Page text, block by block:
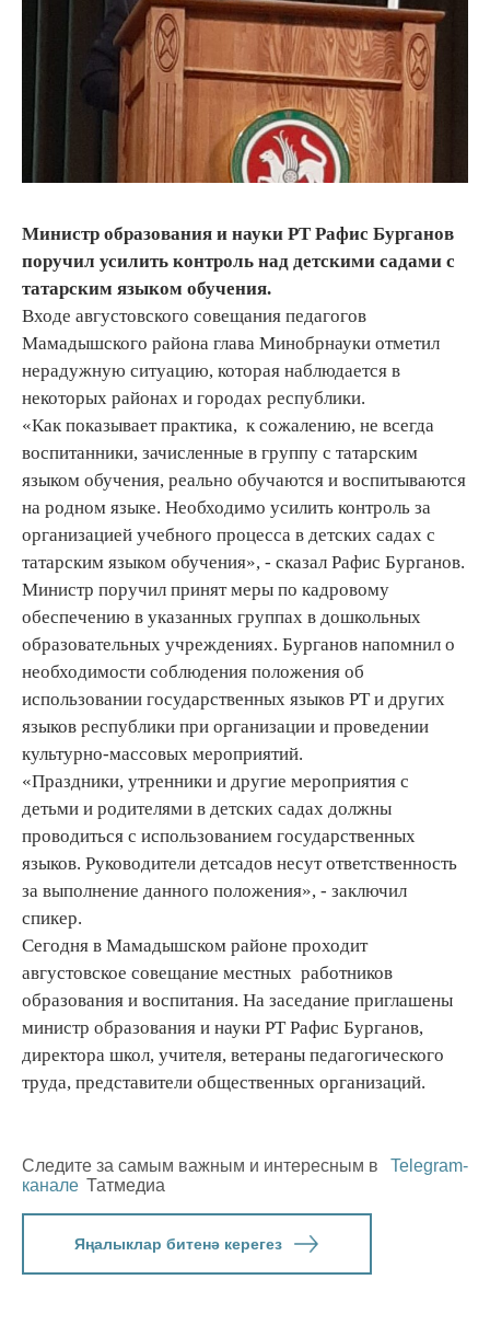
Министр образования и науки РТ Рафис Бурганов
поручил усилить контроль над детскими садами с
татарским языком обучения.
Входе августовского совещания педагогов
Мамадышского района глава Минобрнауки отметил
нерадужную ситуацию, которая наблюдается в
некоторых районах и городах республики.
«Как показывает практика, к сожалению, не всегда
воспитанники, зачисленные в группу с татарским
языком обучения, реально обучаются и воспитываются
на родном языке. Необходимо усилить контроль за
организацией учебного процесса в детских садах с
татарским языком обучения», - сказал Рафис Бурганов.
Министр поручил принят меры по кадровому
обеспечению в указанных группах в дошкольных
образовательных учреждениях. Бурганов напомнил о
необходимости соблюдения положения об
использовании государственных языков РТ и других
языков республики при организации и проведении
культурно-массовых мероприятий.
«Праздники, утренники и другие мероприятия с
детьми и родителями в детских садах должны
проводиться с использованием государственных
языков. Руководители детсадов несут ответственность
за выполнение данного положения», - заключил
спикер.
Сегодня в Мамадышском районе проходит
августовское совещание местных работников
образования и воспитания. На заседание приглашены
министр образования и науки РТ Рафис Бурганов,
директора школ, учителя, ветераны педагогического
труда, представители общественных организаций.
Следите за самым важным и интересным в
Telegram-
канале Татмедиа
Яңалыклар битенә керегез